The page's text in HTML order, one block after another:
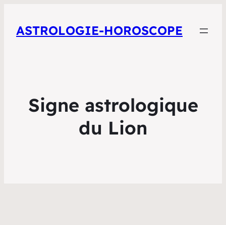
ASTROLOGIE-HOROSCOPE
Signe astrologique
du Lion